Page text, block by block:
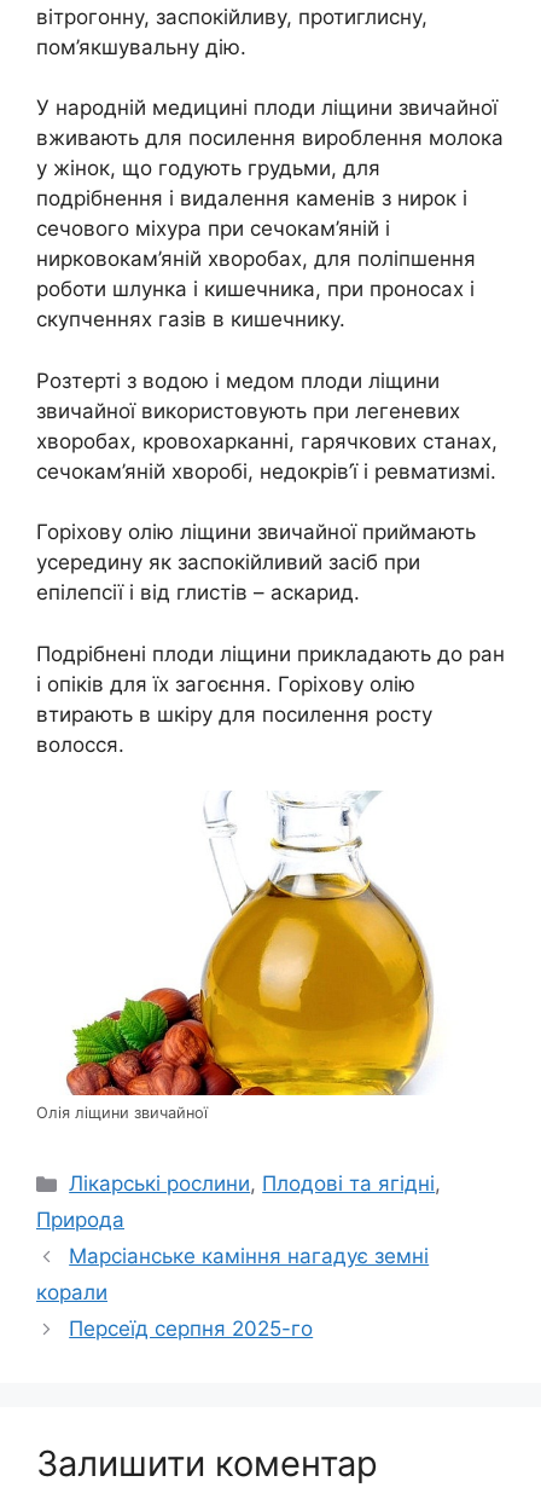
вітрогонну, заспокійливу, протиглисну,
пом’якшувальну дію.
У народній медицині плоди ліщини звичайної
вживають для посилення вироблення молока
у жінок, що годують грудьми, для
подрібнення і видалення каменів з нирок і
сечового міхура при сечокам’яній і
нирковокам’яній хворобах, для поліпшення
роботи шлунка і кишечника, при проносах і
скупченнях газів в кишечнику.
Розтерті з водою і медом плоди ліщини
звичайної використовують при легеневих
хворобах, кровохарканні, гарячкових станах,
сечокам’яній хворобі, недокрів’ї і ревматизмі.
Горіхову олію ліщини звичайної приймають
усередину як заспокійливий засіб при
епілепсії і від глистів – аскарид.
Подрібнені плоди ліщини прикладають до ран
і опіків для їх загоєння. Горіхову олію
втирають в шкіру для посилення росту
волосся.
Олія ліщини звичайної
Категорії
Лікарські рослини, Плодові та ягідні,
Природа
Марсіанське каміння нагадує земні
корали
Персеїд серпня 2025-го
Залишити коментар